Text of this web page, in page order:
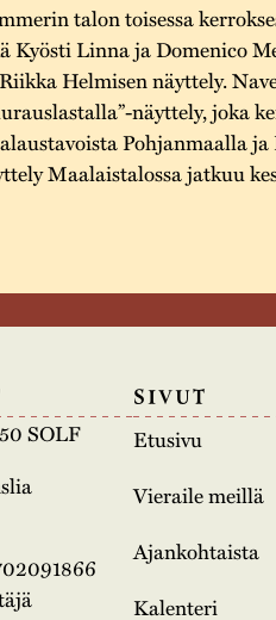
talon toisessa
Kyösti Linna ja Domenico
Helmisen näyttely.
näyttely, joka
Pohjanmaalla
Maalaistalossa jatkuu
SOLF
SIVUT
Etusivu
Vieraile meillä
Ajankohtaista
Kalenteri